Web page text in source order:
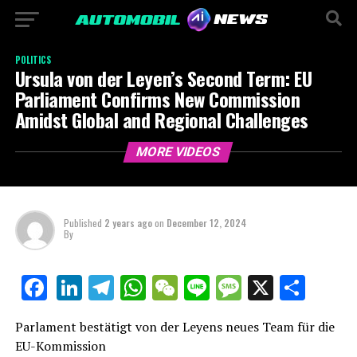
POLITICS
Ursula von der Leyen’s Second Term: EU
Parliament Confirms New Commission
Amidst Global and Regional Challenges
MORE VIDEOS
Published 2 years agoon December 12, 2024
By
Facebook
LinkedIn
Telegram
WhatsApp
WeChat
LineMessage
X
Parlament bestätigt von der Leyens neues Team für die
EU-Kommission